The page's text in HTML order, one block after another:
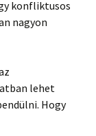
konfliktusos
nagyon
lehet
Hogy